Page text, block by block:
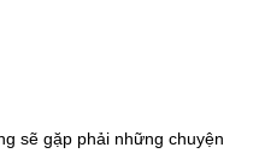
sẽ gặp phải những chuyện